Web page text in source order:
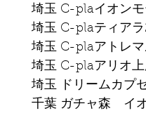
埼玉 C-plaイオンモ
埼玉 C-plaティアラ
埼玉 C-plaアトレマ
埼玉 C-plaアリオ上
埼玉 ドリームカプ
千葉 ガチャ森　イ